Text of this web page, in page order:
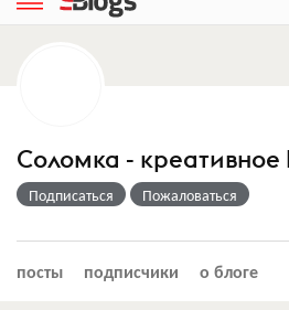
Соломка - креативное
Подписаться Пожаловаться
посты подписчики о блоге